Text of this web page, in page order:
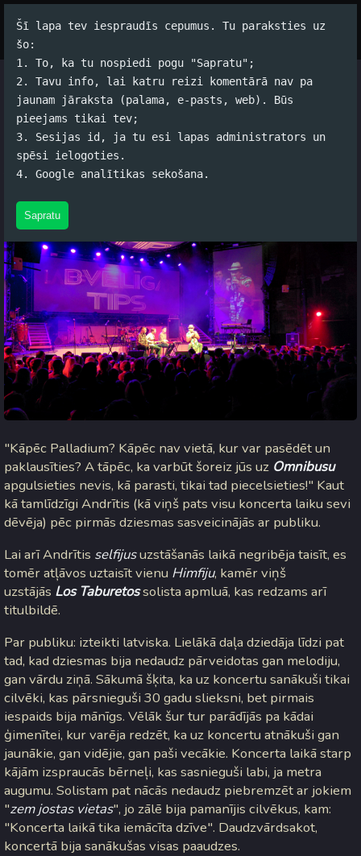
Šī lapa tev iespraudīs cepumus. Tu paraksties uz
šo:
1. To, ka tu nospiedi pogu "Sapratu";
2. Tavu info, lai katru reizi komentārā nav pa
jaunam jāraksta (palama, e-pasts, web). Būs
pieejams tikai tev;
3. Sesijas id, ja tu esi lapas administrators un
spēsi ielogoties.
4. Google analītikas sekošana.
Sapratu
Labvēlīgā Tipa katastrofāla
atgriešanās
Jānis Rubļevskis (koko) / 24.10.2014. 11:05 /
"Kāpēc Palladium? Kāpēc nav vietā, kur var pasēdēt un
paklausīties? A tāpēc, ka varbūt šoreiz jūs uz Omnibusu
apgulsieties nevis, kā parasti, tikai tad piecelsieties!" Kaut
kā tamlīdzīgi Andrītis (kā viņš pats visu koncerta laiku sevi
dēvēja) pēc pirmās dziesmas sasveicinājās ar publiku.
Lai arī Andrītis selfijusuzstāšanās laikā negribēja taisīt, es
tomēr atļāvos uztaisīt vienu Himfiju, kamēr viņš
uzstājās Los Taburetossolista apmluā, kas redzams arī
titulbildē.
Par publiku: izteikti latviska. Lielākā daļa dziedāja līdzi pat
tad, kad dziesmas bija nedaudz pārveidotas gan melodiju,
gan vārdu ziņā. Sākumā šķita, ka uz koncertu sanākuši tikai
cilvēki, kas pārsnieguši 30 gadu slieksni, bet pirmais
iespaids bija mānīgs. Vēlāk šur tur parādījās pa kādai
ģimenītei, kur varēja redzēt, ka uz koncertu atnākuši gan
jaunākie, gan vidējie, gan paši vecākie. Koncerta laikā starp
kājām izspraucās bērneļi, kas sasnieguši labi, ja metra
augumu. Solistam pat nācās nedaudz piebremzēt ar jokiem
"zem jostas vietas", jo zālē bija pamanījis cilvēkus, kam:
"Koncerta laikā tika iemācīta dzīve". Daudzvārdsakot,
koncertā bija sanākušas visas paaudzes.